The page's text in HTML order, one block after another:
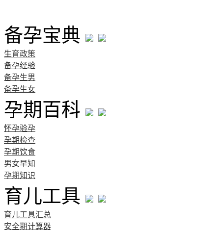
备孕宝典
生育政策
备孕经验
备孕生男
备孕生女
孕期百科
怀孕验孕
孕期检查
孕期饮食
男女早知
孕期知识
育儿工具
育儿工具汇总
安全期计算器